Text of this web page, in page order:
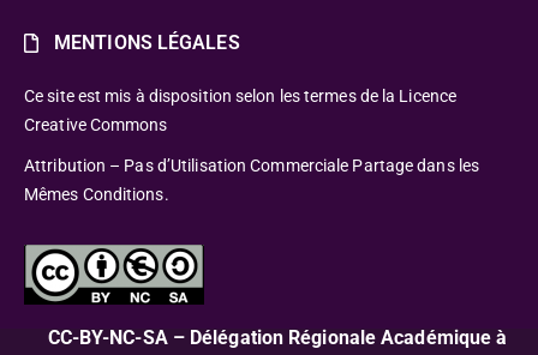
MENTIONS LÉGALES
Ce site est mis à disposition selon les termes de la Licence
Creative Commons
Attribution – Pas d’Utilisation Commerciale Partage dans les
Mêmes Conditions.
CC-BY-NC-SA – Délégation Régionale Académique à